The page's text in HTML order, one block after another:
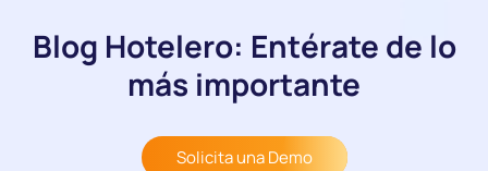
Blog Hotelero: Entérate de lo
más importante
Solicita una Demo